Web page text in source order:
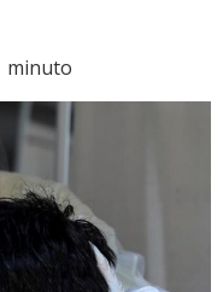
minuto